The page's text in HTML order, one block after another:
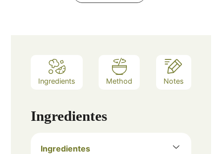
Ingredients Method Notes
Ingredientes
Ingredientes